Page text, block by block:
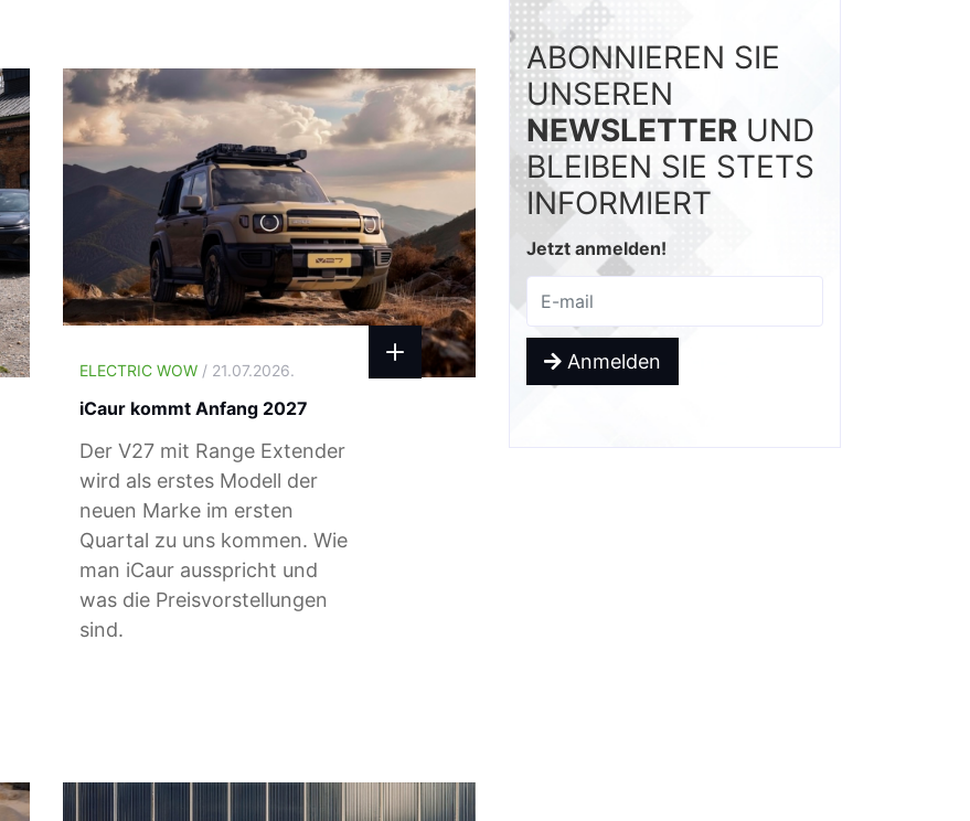
ELECTRIC WOW/ 21.07.2026.
iCaur kommt Anfang 2027
Der V27 mit Range Extender
wird als erstes Modell der
neuen Marke im ersten
Quartal zu uns kommen. Wie
man iCaur ausspricht und
was die Preisvorstellungen
sind.
ABONNIEREN SIE
UNSEREN
NEWSLETTER UND
BLEIBEN SIE STETS
INFORMIERT
Jetzt anmelden!
Anmelden